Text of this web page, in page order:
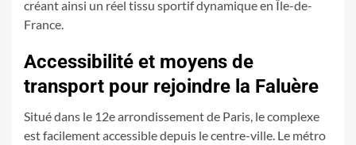
créant ainsi un réel tissu sportif dynamique en Île-de-
France.
Accessibilité et moyens de
transport pour rejoindre la Faluère
Situé dans le 12e arrondissement de Paris, le complexe
est facilement accessible depuis le centre-ville. Le métro